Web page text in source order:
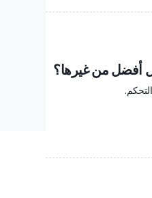
أفضل من غيرها؟